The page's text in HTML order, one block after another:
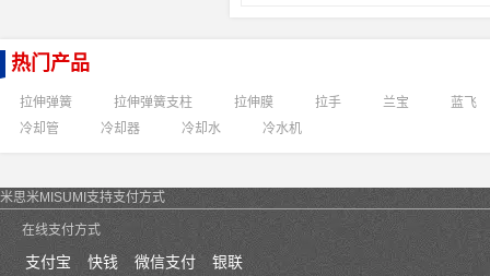
热门产品
拉伸弹簧 拉伸弹簧支柱 拉伸膜 拉手 兰宝
蓝飞
冷却管
冷却器 冷却水 冷水机
米思米MISUMI支持支付方式
在线支付方式
支付宝 快钱 微信支付 银联